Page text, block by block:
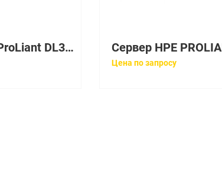
Сервер HP ProLiant DL380 Gen9 2xE5-2690v3 2x16Gb 8SFF P440ar 2GB 1G 4P 2x800W [803861-B21]
Цена по запросу